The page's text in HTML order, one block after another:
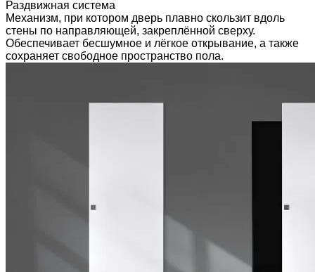
Раздвижная система
Механизм, при котором дверь плавно скользит вдоль
стены по направляющей, закреплённой сверху.
Обеспечивает бесшумное и лёгкое открывание, а также
сохраняет свободное пространство пола.